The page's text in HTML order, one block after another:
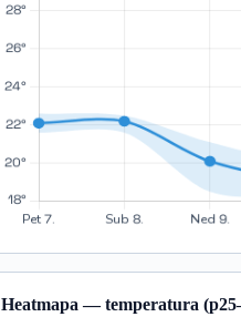
Heatmapa — temperatura